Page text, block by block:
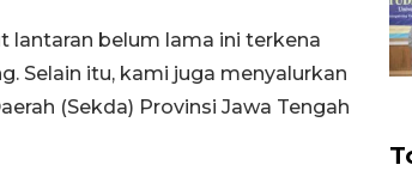
lantaran belum lama ini terkena
Selain itu, kami juga menyalurkan
(Sekda) Provinsi Jawa Tengah